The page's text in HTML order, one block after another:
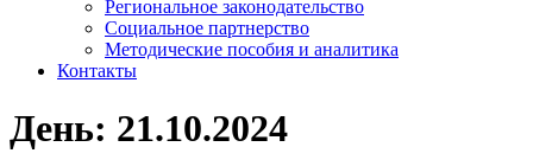
Региональное законодательство
Социальное партнерство
Методические пособия и аналитика
Контакты
День: 21.10.2024